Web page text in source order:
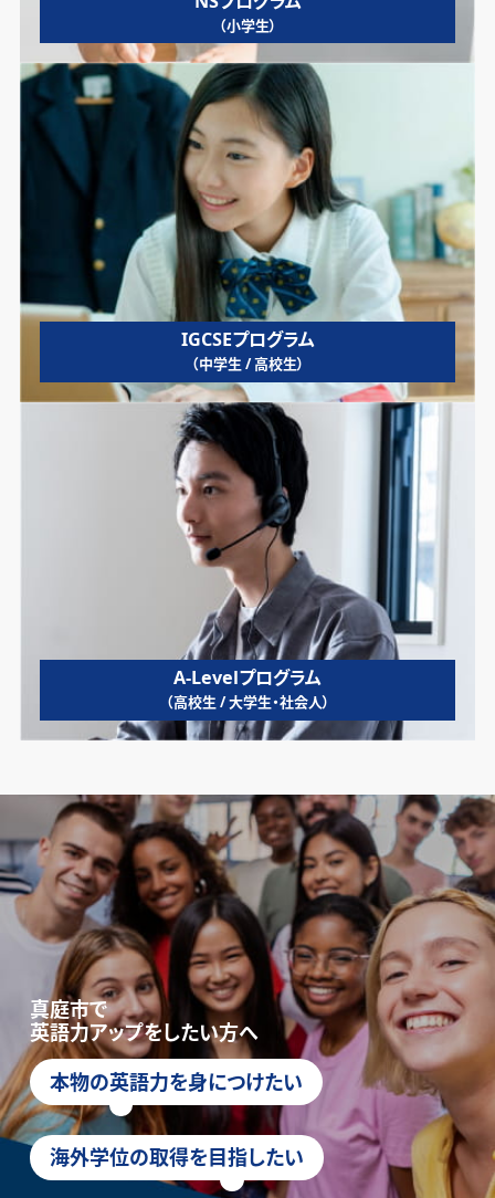
（小学生）
IGCSEプログラム
（中学生 / 高校生）
A-Levelプログラム
（高校生 / 大学生・社会人）
真庭市で
英語力アップをしたい方へ
本物の英語力を身につけたい
海外学位の取得を目指したい